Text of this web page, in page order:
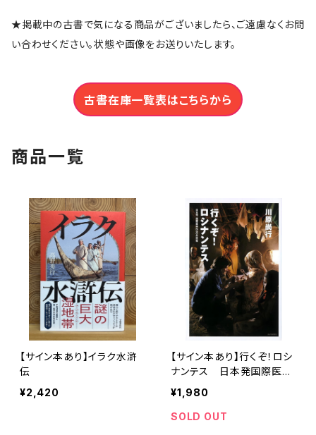
★掲載中の古書で気になる商品がございましたら、ご遠慮なくお問
い合わせください。状態や画像をお送りいたします。
古書在庫一覧表はこちらから
商品一覧
【サイン本あり】イラク水滸
伝
¥2,420
【サイン本あり】行くぞ！ロシ
ナンテス 日本発国際医療
NGOの挑戦
¥1,980
SOLD OUT